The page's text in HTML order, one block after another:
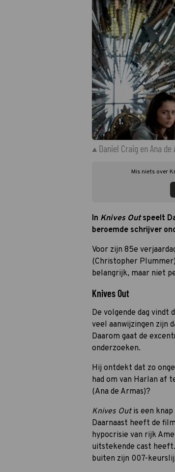
Daniel Craig en Ana
Mis niets over
In Knives Outspeelt
beroemde schrijver
Voor zijn 85e
(Christopher
belangrijk, maar niet
Knives Out
De volgende dag vindt
veel aanwijzingen zijn
Daarom gaat de
onderzoeken.
Hij ontdekt dat zo
had om van Harlan af
(Ana de Armas)?
Knives Outis een knap
Daarnaast heeft de
hypocrisie van rijk
uitstekende cast
buiten zijn 007-